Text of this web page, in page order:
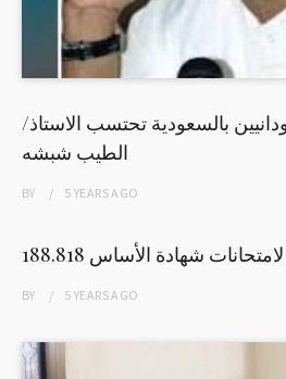
بالسعودية تحتسب الاستاذ/
الطيب شبشه
BY 5 YEARSAGO
لامتحانات شهادة الأساس
BY 5 YEARSAGO